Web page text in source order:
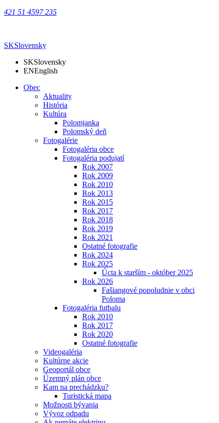
421 51 4597 235
SKSlovensky
SKSlovensky
ENEnglish
Obec
Aktuality
História
Kultúra
Polomjanka
Polomský deň
Fotogalérie
Fotogaléria obce
Fotogaléria podujatí
Rok 2007
Rok 2009
Rok 2010
Rok 2013
Rok 2015
Rok 2017
Rok 2018
Rok 2019
Rok 2021
Ostatné fotografie
Rok 2024
Rok 2025
Úcta k starším - október 2025
Rok 2026
Fašiangové popoludnie v obci
Poloma
Fotogaléria futbalu
Rok 2010
Rok 2017
Rok 2020
Ostatné fotografie
Videogaléria
Kultúrne akcie
Geoportál obce
Územný plán obce
Kam na prechádzku?
Turistická mapa
Možnosti bývania
Vývoz odpadu